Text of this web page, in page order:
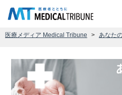
医療メディア Medical Tribune あなた